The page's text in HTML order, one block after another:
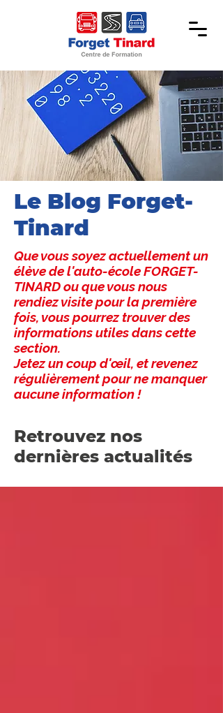
Le Blog Forget-
Tinard
Que vous soyez actuellement un
élève de l'auto-école FORGET-
TINARD ou que vous nous
rendiez visite pour la première
fois, vous pourrez trouver des
informations utiles dans cette
section.
Jetez un coup d'œil, et revenez
régulièrement pour ne manquer
aucune information !
Retrouvez nos
dernières actualités